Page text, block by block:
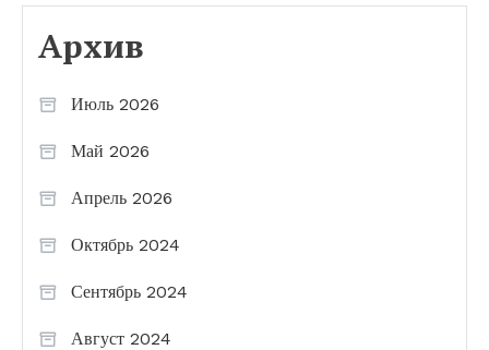
Архив
Июль 2026
Май 2026
Апрель 2026
Октябрь 2024
Сентябрь 2024
Август 2024